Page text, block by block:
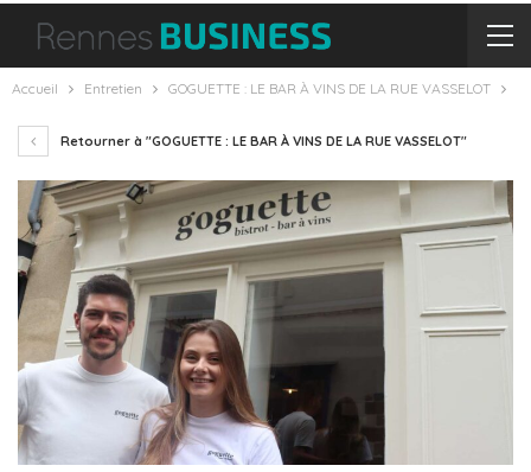
Accueil Entretien GOGUETTE : LE BAR À VINS DE LA RUE VASSELOT
Retourner à "GOGUETTE : LE BAR À VINS DE LA RUE VASSELOT"